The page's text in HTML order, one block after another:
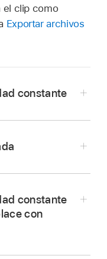
el clip como
Exportar archivos
constante
constante
con